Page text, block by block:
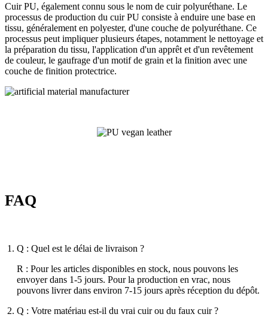
Cuir PU, également connu sous le nom de cuir polyuréthane. Le
processus de production du cuir PU consiste à enduire une base en
tissu, généralement en polyester, d'une couche de polyuréthane. Ce
processus peut impliquer plusieurs étapes, notamment le nettoyage et
la préparation du tissu, l'application d'un apprêt et d'un revêtement
de couleur, le gaufrage d'un motif de grain et la finition avec une
couche de finition protectrice.
FAQ
Q : Quel est le délai de livraison ?
R : Pour les articles disponibles en stock, nous pouvons les
envoyer dans 1-5 jours. Pour la production en vrac, nous
pouvons livrer dans environ 7-15 jours après réception du dépôt.
Q : Votre matériau est-il du vrai cuir ou du faux cuir ?